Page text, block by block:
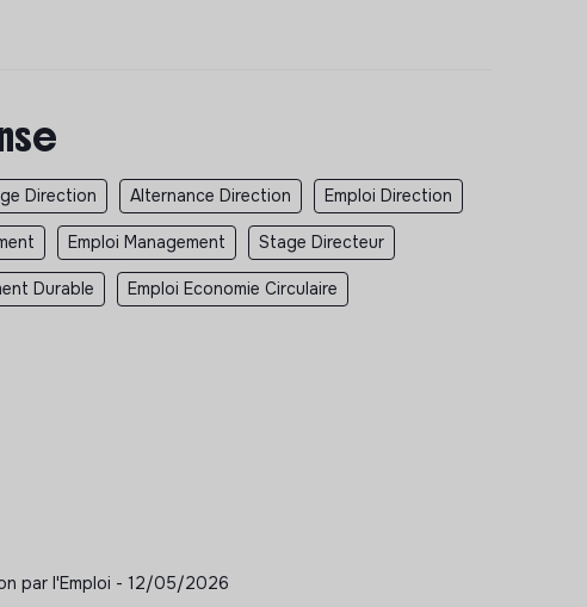
Direction Alternance Direction Emploi Direction
Emploi Management Stage Directeur
Durable Emploi Economie Circulaire
par l'Emploi - 12/05/2026